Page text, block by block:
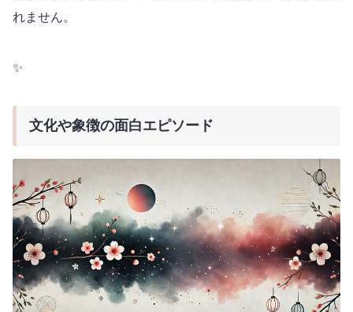
れません。
✨
文化や象徴の面白エピソード